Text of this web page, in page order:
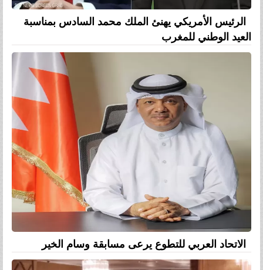
الرئيس الأمريكي يهنئ الملك محمد السادس بمناسبة
العيد الوطني للمغرب
الاتحاد العربي للتطوع يرعى مسابقة وسام الخير